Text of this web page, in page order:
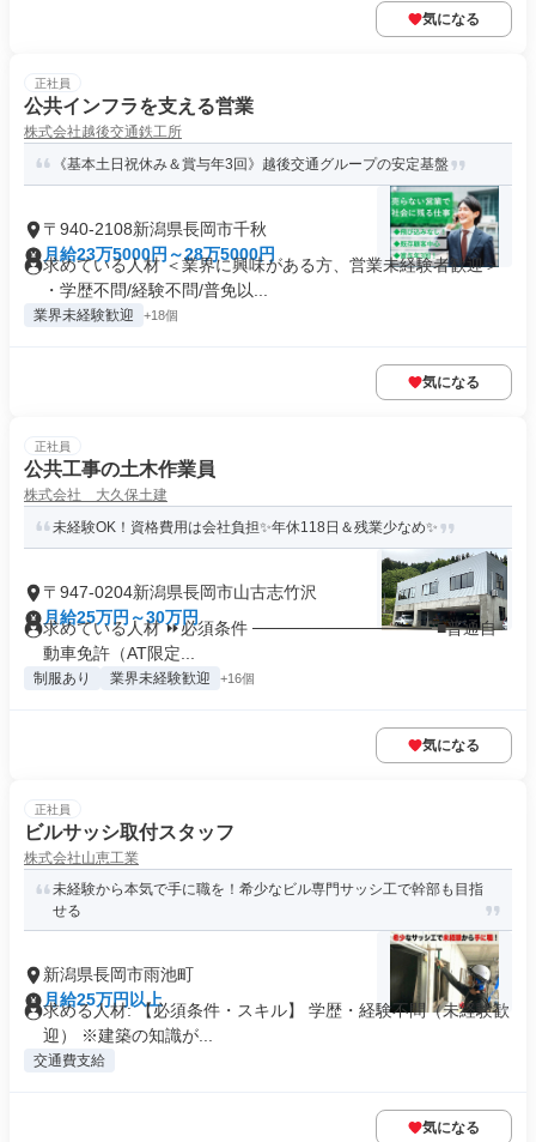
気になる
正社員
公共インフラを支える営業
株式会社越後交通鉄工所
《基本土日祝休み＆賞与年3回》越後交通グループの安定基盤
〒940-2108新潟県長岡市千秋
月給23万5000円～28万5000円
求めている人材 ＜業界に興味がある方、営業未経験者歓迎＞
・学歴不問/経験不問/普免以...
業界未経験歓迎 +18個
気になる
正社員
公共工事の土木作業員
株式会社 大久保土建
未経験OK！資格費用は会社負担✨年休118日＆残業少なめ✨
〒947-0204新潟県長岡市山古志竹沢
月給25万円～30万円
求めている人材 ⏩必須条件 ─────────────── ■普通自
動車免許（AT限定...
制服あり 業界未経験歓迎 +16個
気になる
正社員
ビルサッシ取付スタッフ
株式会社山恵工業
未経験から本気で手に職を！希少なビル専門サッシ工で幹部も目指
せる
新潟県長岡市雨池町
月給25万円以上
求める人材: 【必須条件・スキル】 学歴・経験不問（未経験歓
迎） ※建築の知識が...
交通費支給
気になる